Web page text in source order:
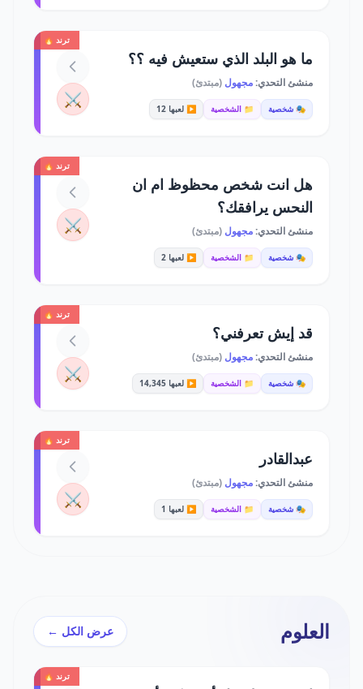
ترند 🔥
ما هو البلد الذي ستعيش فيه ؟؟
منشئ التحدي:مجهول (مبتدئ)
🎭 شخصية 📁 الشخصية ▶️ لعبها 12 ⚔️
ترند 🔥
هل انت شخص محظوظ ام ان
النحس يرافقك؟
منشئ التحدي:مجهول (مبتدئ)
🎭 شخصية 📁 الشخصية ▶️ لعبها 2
⚔️
ترند 🔥
قد إيش تعرفني؟
منشئ التحدي:مجهول (مبتدئ)
🎭 شخصية 📁 الشخصية ▶️ لعبها 14,345 ⚔️
ترند 🔥
عبدالقادر
منشئ التحدي:مجهول (مبتدئ)
🎭 شخصية 📁 الشخصية ▶️ لعبها 1 ⚔️
العلوم عرض الكل ←
ترند 🔥